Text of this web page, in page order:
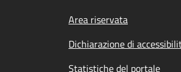
Footer
Area riservata
Dichiarazione di
Statistiche del portale